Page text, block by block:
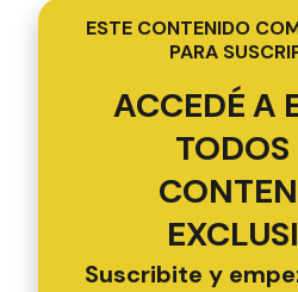
ESTE CONTENIDO
PARA
ACCEDÉ A
TODOS
Suscribite y